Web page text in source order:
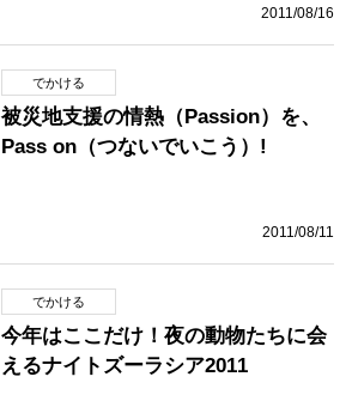
2011/08/16
でかける
被災地支援の情熱（Passion）を、
Pass on（つないでいこう）!
2011/08/11
でかける
今年はここだけ！夜の動物たちに会
えるナイトズーラシア2011